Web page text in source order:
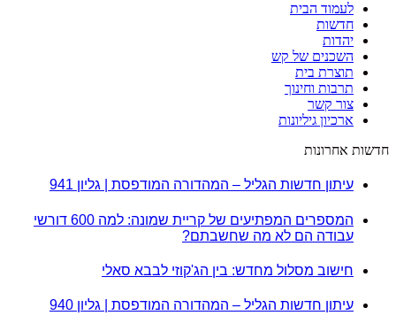
לעמוד הבית
חדשות
יהדות
השכנים של קש
תוצרת בית
תרבות וחינוך
צור קשר
ארכיון גיליונות
חדשות אחרונות
עיתון חדשות הגליל – המהדורה המודפסת | גליון 941
המספרים המפתיעים של קריית שמונה: למה 600 דורשי
עבודה הם לא מה שחשבתם?
חישוב מסלול מחדש: בין הג'קוזי לבבא סאלי
עיתון חדשות הגליל – המהדורה המודפסת | גליון 940